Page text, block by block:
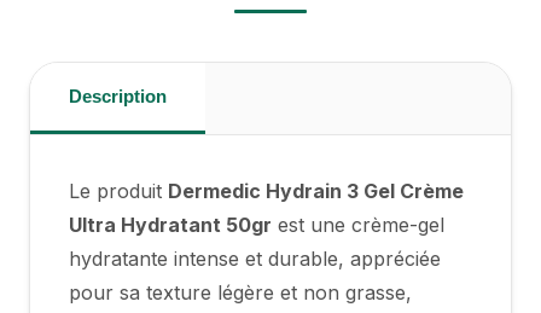
Description
Le produit Dermedic Hydrain 3 Gel Crème
Ultra Hydratant 50gr est une crème-gel
hydratante intense et durable, appréciée
pour sa texture légère et non grasse,